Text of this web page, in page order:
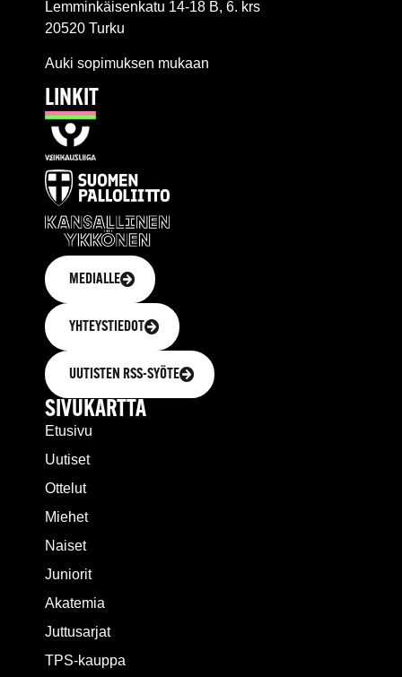
Lemminkäisenkatu 14-18 B, 6. krs
20520 Turku
Auki sopimuksen mukaan
LINKIT
MEDIALLE
YHTEYSTIEDOT
UUTISTEN RSS-SYÖTE
SIVUKARTTA
Etusivu
Uutiset
Ottelut
Miehet
Naiset
Juniorit
Akatemia
Juttusarjat
TPS-kauppa